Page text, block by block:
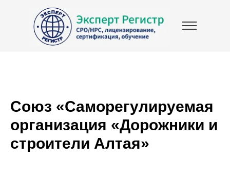
Союз «Саморегулируемая
организация «Дорожники и
строители Алтая»